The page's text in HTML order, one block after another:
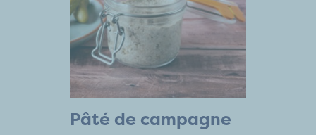
Pâté de campagne